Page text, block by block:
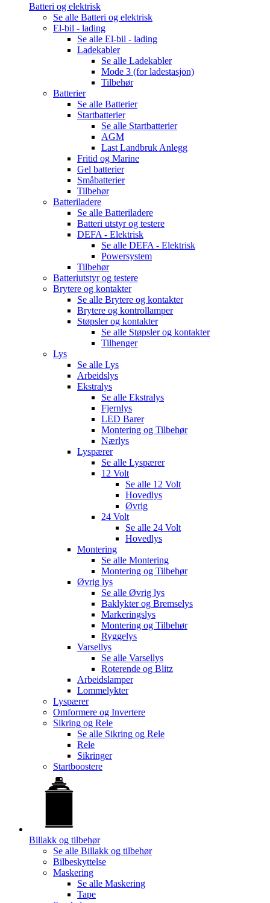
Batteri og elektrisk
Se alle Batteri og elektrisk
El-bil - lading
Se alle El-bil - lading
Ladekabler
Se alle Ladekabler
Mode 3 (for ladestasjon)
Tilbehør
Batterier
Se alle Batterier
Startbatterier
Se alle Startbatterier
AGM
Last Landbruk Anlegg
Fritid og Marine
Gel batterier
Småbatterier
Tilbehør
Batteriladere
Se alle Batteriladere
Batteri utstyr og testere
DEFA - Elektrisk
Se alle DEFA - Elektrisk
Powersystem
Tilbehør
Batteriutstyr og testere
Brytere og kontakter
Se alle Brytere og kontakter
Brytere og kontrollamper
Støpsler og kontakter
Se alle Støpsler og kontakter
Tilhenger
Lys
Se alle Lys
Arbeidslys
Ekstralys
Se alle Ekstralys
Fjernlys
LED Barer
Montering og Tilbehør
Nærlys
Lyspærer
Se alle Lyspærer
12 Volt
Se alle 12 Volt
Hovedlys
Øvrig
24 Volt
Se alle 24 Volt
Hovedlys
Montering
Se alle Montering
Montering og Tilbehør
Øvrig lys
Se alle Øvrig lys
Baklykter og Bremselys
Markeringslys
Montering og Tilbehør
Ryggelys
Varsellys
Se alle Varsellys
Roterende og Blitz
Arbeidslamper
Lommelykter
Lyspærer
Omformere og Invertere
Sikring og Rele
Se alle Sikring og Rele
Rele
Sikringer
Startboostere
Billakk og tilbehør
Se alle Billakk og tilbehør
Bilbeskyttelse
Maskering
Se alle Maskering
Tape